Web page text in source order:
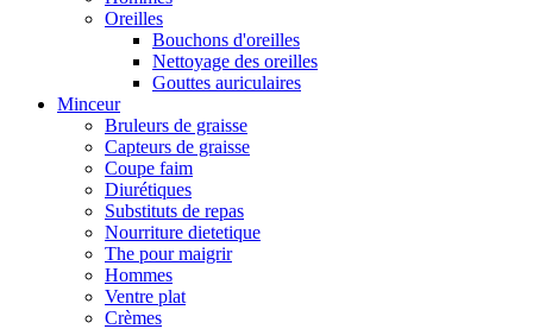
Oreilles
Bouchons d'oreilles
Nettoyage des oreilles
Gouttes auriculaires
Minceur
Bruleurs de graisse
Capteurs de graisse
Coupe faim
Diurétiques
Substituts de repas
Nourriture dietetique
The pour maigrir
Hommes
Ventre plat
Crèmes